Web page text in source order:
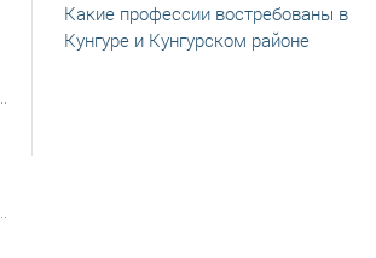
Какие профессии востребованы в
Кунгуре и Кунгурском районе